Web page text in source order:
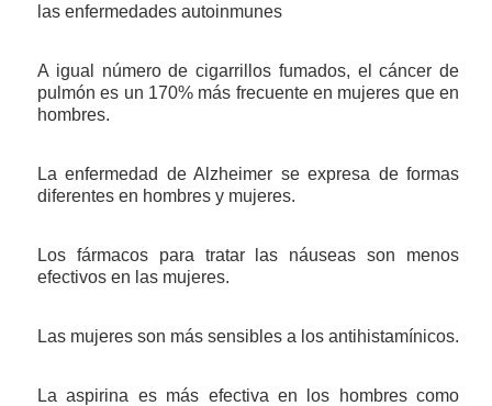
las enfermedades autoinmunes
A igual número de cigarrillos fumados, el cáncer de
pulmón es un 170% más frecuente en mujeres que en
hombres.
La enfermedad de Alzheimer se expresa de formas
diferentes en hombres y mujeres.
Los fármacos para tratar las náuseas son menos
efectivos en las mujeres.
Las mujeres son más sensibles a los antihistamínicos.
La aspirina es más efectiva en los hombres como